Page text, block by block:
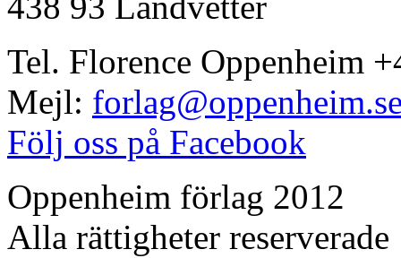
Tel. Florence Oppenheim
Mejl:
Följ oss på Facebook
Oppenheim förlag 2012
Alla rättigheter reserverade